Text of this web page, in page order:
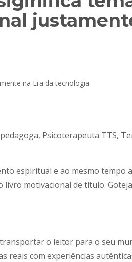
Psicoterapeuta TTS,
espiritual e ao mesmo tempo
motivacional de título:
o leitor para o seu
com experiências